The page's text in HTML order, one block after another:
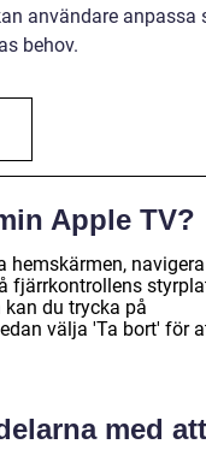
användare anpassa
behov.
Apple TV?
hemskärmen,
fjärrkontrollens
du trycka på
välja 'Ta bort' för
med